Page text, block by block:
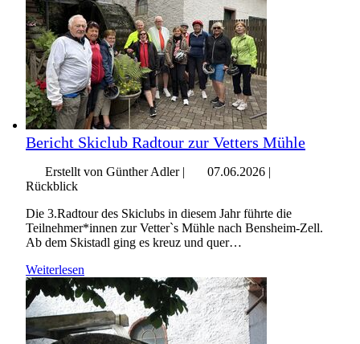
Bericht Skiclub Radtour zur Vetters Mühle
Erstellt von Günther Adler | 07.06.2026 |
Rückblick
Die 3.Radtour des Skiclubs in diesem Jahr führte die
Teilnehmer*innen zur Vetter`s Mühle nach Bensheim-Zell.
Ab dem Skistadl ging es kreuz und quer…
Weiterlesen